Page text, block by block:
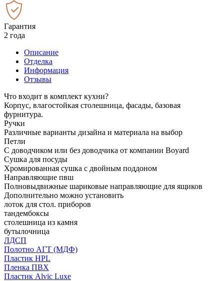
Гарантия
2 года
Описание
Отделка
Информация
Отзывы
Что входит в комплект кухни?
Корпус, влагостойкая столешница, фасады, базовая
фурнитура.
Ручки
Различные варианты дизайна и материала на выбор
Петли
С доводчиком или без доводчика от компании Boyard
Сушка для посуды
Хромированная сушка с двойным поддоном
Направляющие пвш
Полновыдвижные шариковые направляющие для ящиков
Дополнительно можно установить
лоток для стол. приборов
тандембоксы
столешница из камня
бутылочница
ЛДСП
Полотно АГТ (МДФ)
Пластик HPL
Пленка ПВХ
Пластик Alvic Luxe